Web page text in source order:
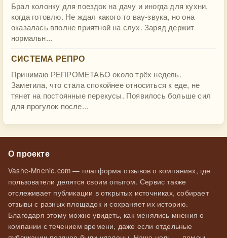
Брал колонку для поездок на дачу и иногда для кухни,
когда готовлю. Не ждал какого то вау-звука, но она
оказалась вполне приятной на слух. Заряд держит
нормальн...
СИСТЕМА РЕПРО
Принимаю РЕПРОМЕТАБО около трёх недель.
Заметила, что стала спокойнее относиться к еде, не
тянет на постоянные перекусы. Появилось больше сил
для прогулок после...
О проекте
Vashe-Mnenie.com — платформа отзывов о компаниях, где
пользователи делятся своим опытом. Сервис также
отслеживает публикации в открытых источниках, собирает
отзывы с разных площадок и сохраняет их историю.
Благодаря этому можно увидеть, как менялись мнения о
компании с течением времени, даже если отдельные